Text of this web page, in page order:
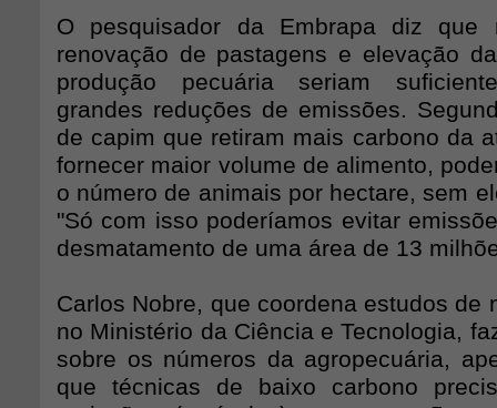
O pesquisador da Embrapa diz que
renovação de pastagens e elevação
produção pecuária seriam
grandes reduções de emissões.
de capim que retiram mais carbono da
fornecer maior volume de alimento,
o número de animais por hectare, sem
"Só com isso poderíamos evitar
desmatamento de uma área de 13
Carlos Nobre, que coordena estudos de
no Ministério da Ciência e Tecnologia,
sobre os números da agropecuária,
que técnicas de baixo carbono